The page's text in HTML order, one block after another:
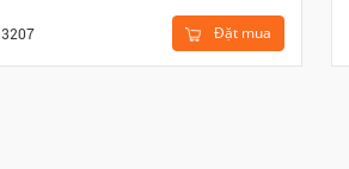
Đặt mua
3207